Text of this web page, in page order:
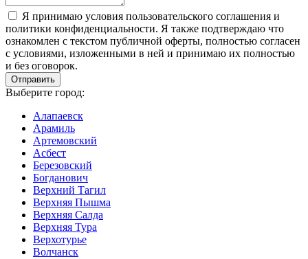
Я принимаю условия пользовательского соглашения и
политики конфиденциальности. Я также подтверждаю что
ознакомлен с текстом публичной оферты, полностью согласен
с условиями, изложенными в ней и принимаю их полностью
и без оговорок.
Выберите город:
Алапаевск
Арамиль
Артемовский
Асбест
Березовский
Богданович
Верхний Тагил
Верхняя Пышма
Верхняя Салда
Верхняя Тура
Верхотурье
Волчанск